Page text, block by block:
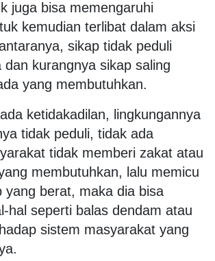
juga bisa memengaruhi
kemudian terlibat dalam aksi
sikap tidak peduli
kurangnya sikap saling
yang membutuhkan.
ketidakadilan, lingkungannya
tidak peduli, tidak ada
tidak memberi zakat atau
membutuhkan, lalu memicu
yang berat, maka dia bisa
hal seperti balas dendam atau
sistem masyarakat yang